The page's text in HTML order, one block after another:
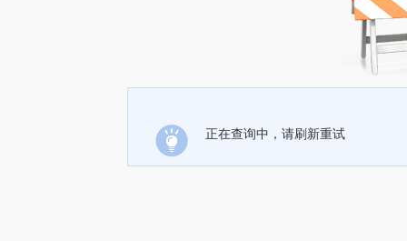
正在查询中，请刷新重试